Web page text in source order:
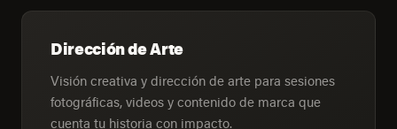
Dirección de Arte
Visión creativa y dirección de arte para sesiones
fotográficas, videos y contenido de marca que
cuenta tu historia con impacto.